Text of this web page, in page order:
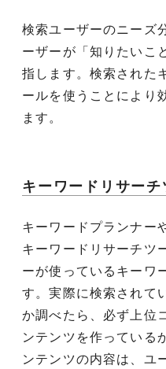
検索ユーザーのニーズ
ーザーが「知りたいこ
指します。検索された
ールを使うことにより
ます。
キーワードリサーチ
キーワードプランナー
キーワードリサーチツ
ーが使っているキーワ
す。実際に検索されて
か調べたら、必ず上位
ンテンツを作っている
ンテンツの内容は、ユ